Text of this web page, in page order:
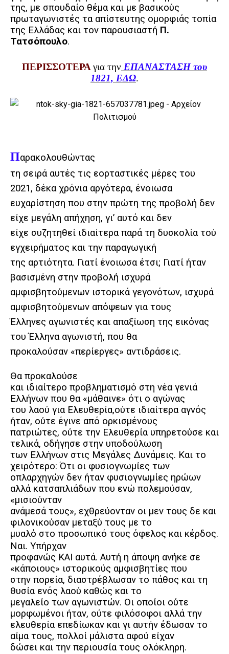
της, με σπουδαίο θέμα και με βασικούς
πρωταγωνιστές τα απίστευτης ομορφιάς τοπία
της Ελλάδας και τον παρουσιαστή Π.
Τατσόπουλο.
ΠΕΡΙΣΣΟΤΕΡΑ για την ΕΠΑΝΑΣΤΑΣΗ του
1821, ΕΔΩ.
Παρακολουθώντας
τη σειρά αυτές τις εορταστικές μέρες του
2021, δέκα χρόνια αργότερα, ένοιωσα
ευχαρίστηση που στην πρώτη της προβολή δεν
είχε μεγάλη απήχηση, γι’ αυτό και δεν
είχε συζητηθεί ιδιαίτερα παρά τη δυσκολία τού
εγχειρήματος και την παραγωγική
της αρτιότητα. Γιατί ένοιωσα έτσι; Γιατί ήταν
βασισμένη στην προβολή ισχυρά
αμφισβητούμενων ιστορικά γεγονότων, ισχυρά
αμφισβητούμενων απόψεων για τους
Έλληνες αγωνιστές και απαξίωση της εικόνας
του Έλληνα αγωνιστή, που θα
προκαλούσαν «περίεργες» αντιδράσεις.
Θα προκαλούσε
και ιδιαίτερο προβληματισμό στη νέα γενιά
Ελλήνων που θα «μάθαινε» ότι ο αγώνας
του λαού για Ελευθερία,ούτε ιδιαίτερα αγνός
ήταν, ούτε έγινε από ορκισμένους
πατριώτες, ούτε την Ελευθερία υπηρετούσε και
τελικά, οδήγησε στην υποδούλωση
των Ελλήνων στις Μεγάλες Δυνάμεις. Και το
χειρότερο: Ότι οι φυσιογνωμίες των
οπλαρχηγών δεν ήταν φυσιογνωμίες ηρώων
αλλά κατσαπλιάδων που ενώ πολεμούσαν,
«μισιούνταν
ανάμεσά τους», εχθρεύονταν οι μεν τους δε και
φιλονικούσαν μεταξύ τους με το
μυαλό στο προσωπικό τους όφελος και κέρδος.
Ναι. Υπήρχαν
προφανώς ΚΑΙ αυτά. Αυτή η άποψη ανήκε σε
«κάποιους» ιστορικούς αμφισβητίες που
στην πορεία, διαστρέβλωσαν το πάθος και τη
θυσία ενός λαού καθώς και το
μεγαλείο των αγωνιστών. Οι οποίοι ούτε
μορφωμένοι ήταν, ούτε φιλόσοφοι αλλά την
ελευθερία επεδίωκαν και γι αυτήν έδωσαν το
αίμα τους, πολλοί μάλιστα αφού είχαν
δώσει και την περιουσία τους ολόκληρη.